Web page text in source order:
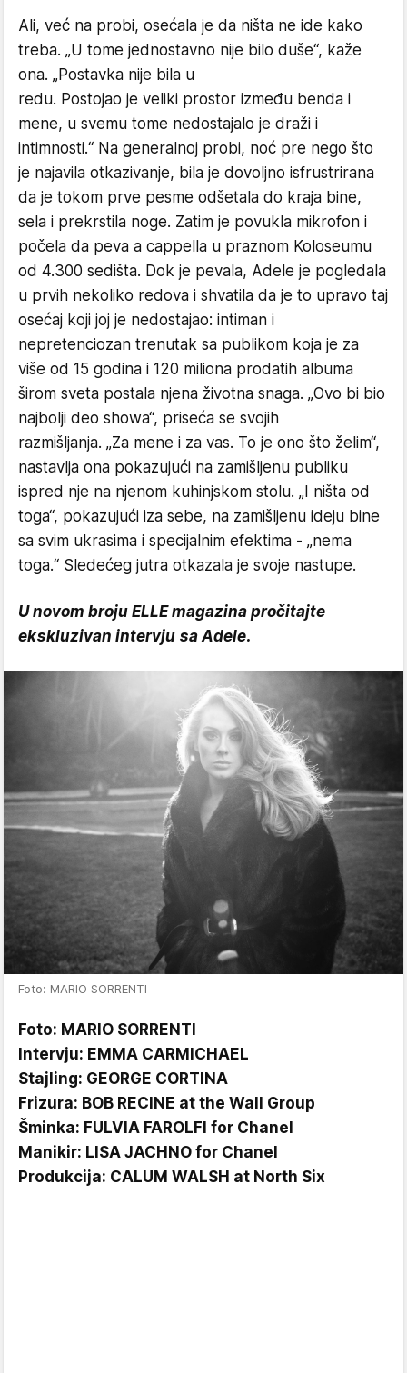
Ali, već na probi, osećala je da ništa ne ide kako
treba. „U tome jednostavno nije bilo duše“, kaže
ona. „Postavka nije bila u
redu. Postojao je veliki prostor između benda i
mene, u svemu tome nedostajalo je draži i
intimnosti.“ Na generalnoj probi, noć pre nego što
je najavila otkazivanje, bila je dovoljno isfrustrirana
da je tokom prve pesme odšetala do kraja bine,
sela i prekrstila noge. Zatim je povukla mikrofon i
počela da peva a cappella u praznom Koloseumu
od 4.300 sedišta. Dok je pevala, Adele je pogledala
u prvih nekoliko redova i shvatila da je to upravo taj
osećaj koji joj je nedostajao: intiman i
nepretenciozan trenutak sa publikom koja je za
više od 15 godina i 120 miliona prodatih albuma
širom sveta postala njena životna snaga. „Ovo bi bio
najbolji deo showa“, priseća se svojih
razmišljanja. „Za mene i za vas. To je ono što želim“,
nastavlja ona pokazujući na zamišljenu publiku
ispred nje na njenom kuhinjskom stolu. „I ništa od
toga“, pokazujući iza sebe, na zamišljenu ideju bine
sa svim ukrasima i specijalnim efektima - „nema
toga.“ Sledećeg jutra otkazala je svoje nastupe.
U novom broju ELLE magazina pročitajte
ekskluzivan intervju sa Adele.
Foto: MARIO SORRENTI
Foto: MARIO SORRENTI
Intervju: EMMA CARMICHAEL
Stajling: GEORGE CORTINA
Frizura: BOB RECINE at the Wall Group
Šminka: FULVIA FAROLFI for Chanel
Manikir: LISA JACHNO for Chanel
Produkcija: CALUM WALSH at North Six